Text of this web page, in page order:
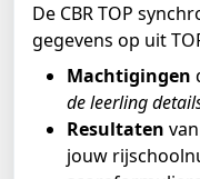
De CBR TOP
gegevens op uit
Machtigingen
de leerling
Resultaten
jouw